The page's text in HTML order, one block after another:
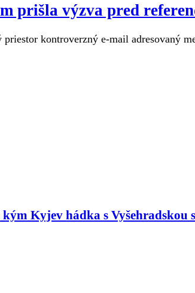
prišla výzva pred
kontroverzný e-mail adresovaný
Kyjev hádka s Vyšehradskou